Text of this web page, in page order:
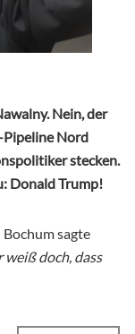
Nein, der
Pipeline Nord
stecken.
Donald Trump!
sagte
weiß doch, dass